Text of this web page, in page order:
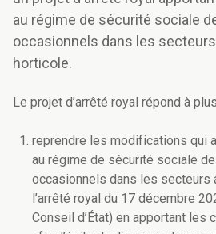
au régime de sécurité sociale
occasionnels dans les
horticole.
Le projet d’arrêté royal répond à
reprendre les modifications qui
au régime de sécurité sociale
occasionnels dans les secteurs
l’arrêté royal du 17 décembre
Conseil d’État) en apportant les